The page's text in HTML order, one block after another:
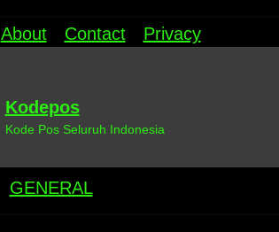
About Contact Privacy
Kodepos
Kode Pos Seluruh Indonesia
GENERAL